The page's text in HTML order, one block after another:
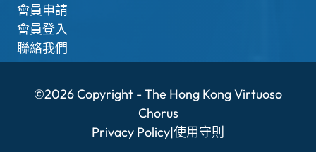
會員申請
會員登入
聯絡我們
©2026 Copyright - The Hong Kong Virtuoso
Chorus
Privacy Policy|使用守則